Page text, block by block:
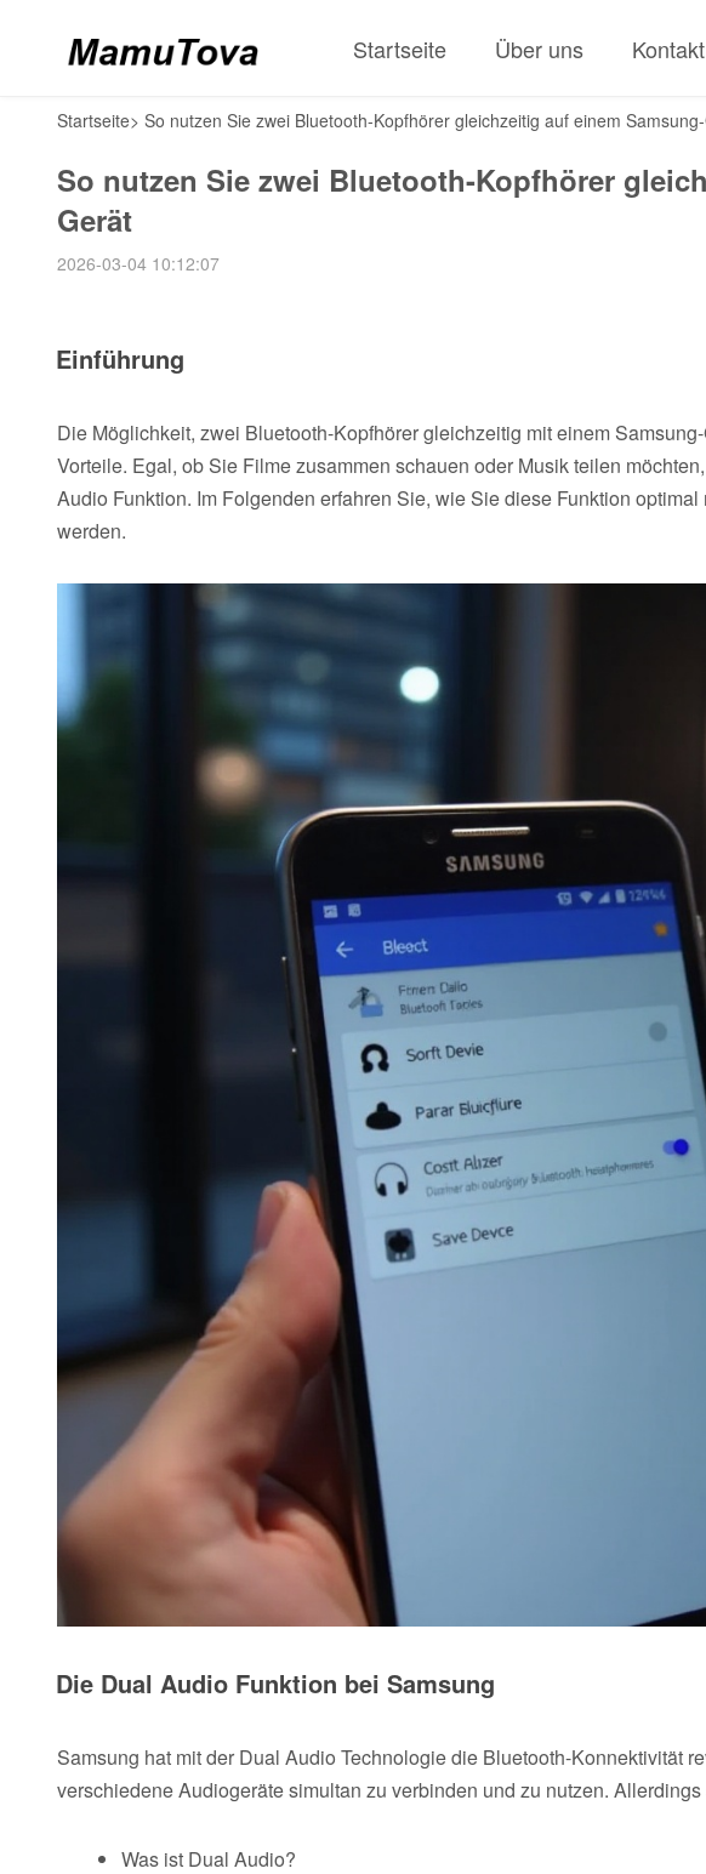
Startseite Über uns Kontakt
Startseite> So nutzen Sie zwei Bluetooth-Kopfhörer gleichzeitig auf einem
So nutzen Sie zwei Bluetooth-Kopfhörer
Gerät
2026-03-04 10:12:07
Einführung
Die Möglichkeit, zwei Bluetooth-Kopfhörer gleichzeitig mit einem
Vorteile. Egal, ob Sie Filme zusammen schauen oder Musik teilen
Audio Funktion. Im Folgenden erfahren Sie, wie Sie diese Funktion
werden.
Die Dual Audio Funktion bei Samsung
Samsung hat mit der Dual Audio Technologie die Bluetooth-Konnektivität
verschiedene Audiogeräte simultan zu verbinden und zu nutzen.
Was ist Dual Audio?